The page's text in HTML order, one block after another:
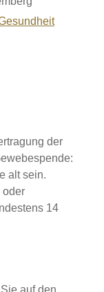
der
alt sein.
oder
14
auf den